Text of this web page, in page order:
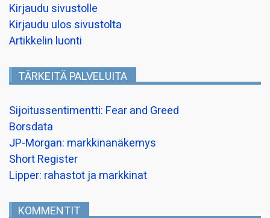
Kirjaudu sivustolle
Kirjaudu ulos sivustolta
Artikkelin luonti
TÄRKEITÄ PALVELUITA
Sijoitussentimentti: Fear and Greed
Borsdata
JP-Morgan: markkinanäkemys
Short Register
Lipper: rahastot ja markkinat
KOMMENTIT